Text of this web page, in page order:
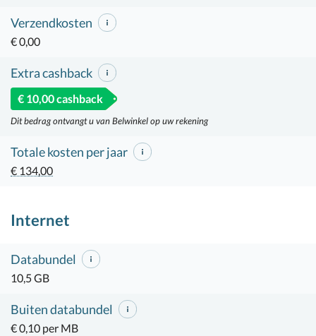
Verzendkosten
€ 0,00
Extra cashback
€ 10,00 cashback
Dit bedrag ontvangt u van Belwinkel op uw rekening
Totale kosten per jaar
€ 134,00
Internet
Databundel
10,5 GB
Buiten databundel
€ 0,10 per MB